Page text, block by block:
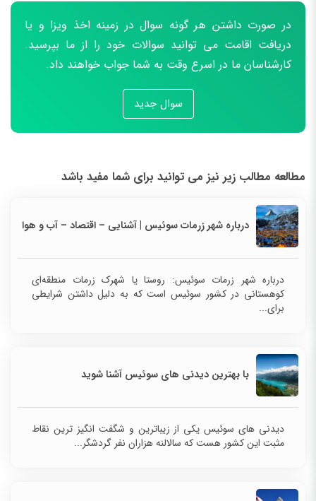
در صورت داشتن هر گونه سوال در زمینه اخذ ویزا و یا
دریافت اقامت می توانید سوالات خود را از ما بپرسید.
کارشناسان ما در اسرع وقت به شما جواب خواهند داد.
سوال جدید
مطالعه مطالب زیر نیز می توانید برای شما مفید باشد
درباره شهر زرمات سوئیس | آشنایی – اقتصاد – آب و هوا
درباره شهر زرمات سوئیس: روستا یا شهرک زرمات منطقه‌ای
کوهستانی در کشور سوئیس است که به دلیل داشتن شرایطی
برای...
با بهترین دیدنی های سوئیس آشنا شوید
دیدنی های سوئیس یکی از زیباترین و شگفت انگیز ترین نقاط
مثبت این کشور هست که سالالنه هزاران نفر گردشگر...